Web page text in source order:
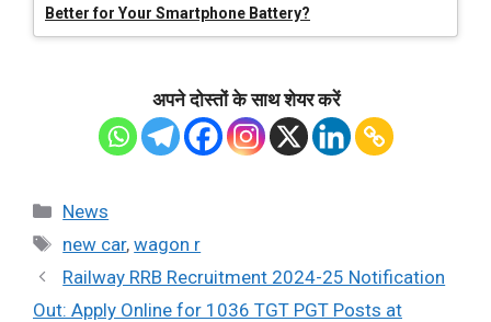
Better for Your Smartphone Battery?
अपने दोस्तों के साथ शेयर करें
Categories
News
Tags
new car,wagon r
Railway RRB Recruitment 2024-25 Notification
Out: Apply Online for 1036 TGT PGT Posts at